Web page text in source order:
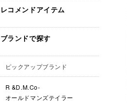
レコメンドアイテム
ブランドで探す
ピックアップブランド
R &D.M.Co-
オールドマンズテイラー